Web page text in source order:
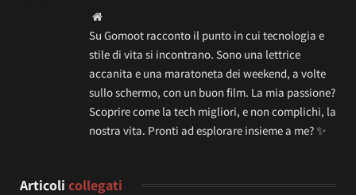
Website
Su Gomoot racconto il punto in cui tecnologia e
stile di vita si incontrano. Sono una lettrice
accanita e una maratoneta dei weekend, a volte
sullo schermo, con un buon film. La mia passione?
Scoprire come la tech migliori, e non complichi, la
nostra vita. Pronti ad esplorare insieme a me? ✨
Articoli collegati